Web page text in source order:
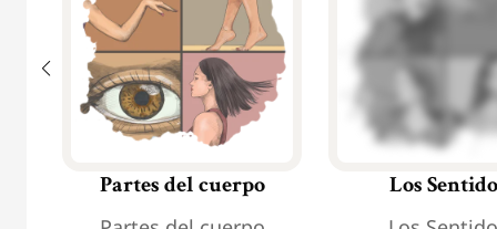
Partes del cuerpo Los